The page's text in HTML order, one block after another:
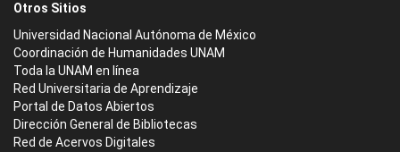
Otros Sitios
Universidad Nacional Autónoma de México
Coordinación de Humanidades UNAM
Toda la UNAM en línea
Red Universitaria de Aprendizaje
Portal de Datos Abiertos
Dirección General de Bibliotecas
Red de Acervos Digitales